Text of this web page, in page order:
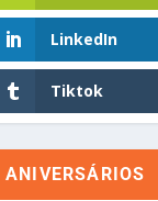
LinkedIn
Tiktok
ANIVERSÁRIOS